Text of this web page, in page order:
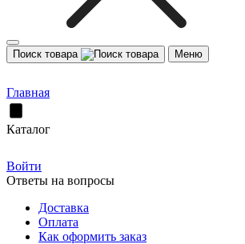
Поиск товара Меню
Главная
Каталог
Войти
Ответы на вопросы
Доставка
Оплата
Как оформить заказ